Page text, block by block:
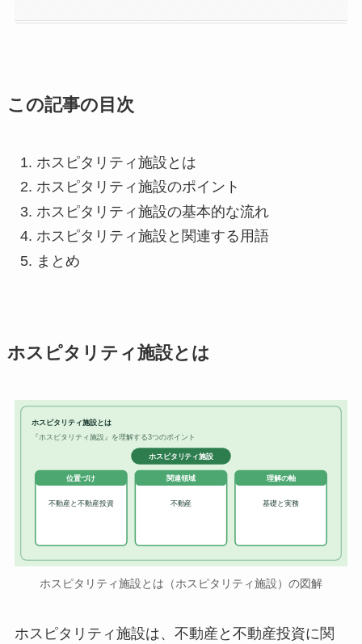
この記事の目次
ホスピタリティ施設とは
ホスピタリティ施設のポイント
ホスピタリティ施設の基本的な流れ
ホスピタリティ施設と関連する用語
まとめ
ホスピタリティ施設とは
ホスピタリティ施設とは
『ホスピタリティ施設』を理解する3つのポイント
ホスピタリティ施設
位置づけ
不動産と不動産投資
関連領域
不動産
理解の軸
基礎と実務
ホスピタリティ施設とは（ホスピタリティ施設）の図解
ホスピタリティ施設は、不動産と不動産投資に関